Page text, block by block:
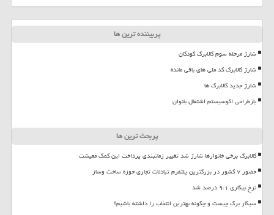
پربیننده ترین ها
شارژ مرحله سوم کالابرگ کودکان
شارژ کالابرگ کد ملی های باقی مانده
شارژ جدید کالابرگ ها
بازطراحی اکوسیستم اشتغال بانوان
پربحث ترین ها
کالابرگ برخی خانوارها شارژ شد تغییر زمانبندی پرداخت این کمک معیشت
حضور ۷ کشور در بزرگترین پلتفرم تبادلات تجاری حوزه ساخت وساز
نرخ بیکاری ۹،۱ درصد شد
سیگار برگ چیست و چگونه بهترین انتخاب را داشته باشیم؟